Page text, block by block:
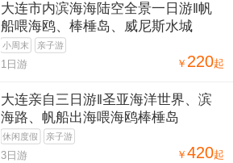
大连市内滨海海陆空全景一日游‖帆
船喂海鸥、棒棰岛、威尼斯水城
小周末 亲子游
￥ 220起
1日游
大连亲自三日游‖圣亚海洋世界、滨
海路、帆船出海喂海鸥棒棰岛
休闲度假 亲子游
￥ 420起
3日游